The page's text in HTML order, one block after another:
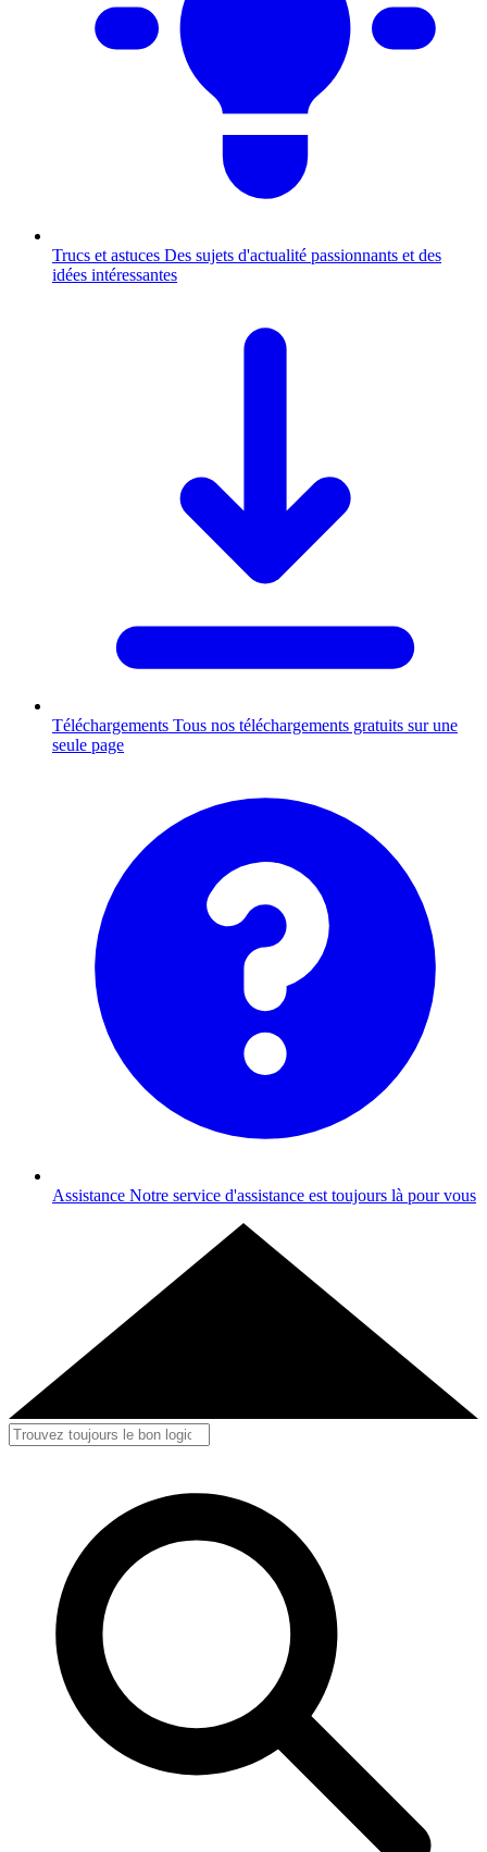
Trucs et astuces Des sujets d'actualité passionnants et des
idées intéressantes
Téléchargements Tous nos téléchargements gratuits sur une
seule page
Assistance Notre service d'assistance est toujours là pour vous